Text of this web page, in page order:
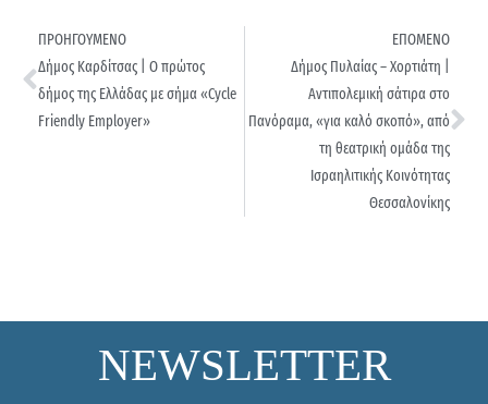
ΠΡΟΗΓΟΥΜΕΝΟ
Δήμος Καρδίτσας | Ο πρώτος
δήμος της Ελλάδας με σήμα «Cycle
Friendly Employer»
ΕΠΟΜΕΝΟ
Δήμος Πυλαίας – Χορτιάτη |
Aντιπολεμική σάτιρα στο
Πανόραμα, «για καλό σκοπό», από
τη θεατρική ομάδα της
Ισραηλιτικής Κοινότητας
Θεσσαλονίκης
NEWSLETTER